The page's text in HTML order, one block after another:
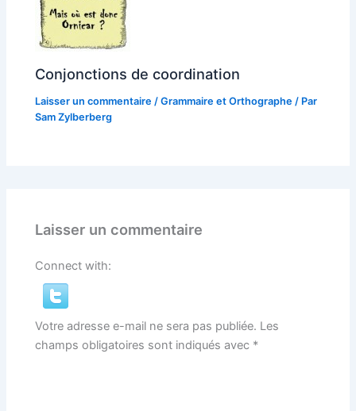
Conjonctions de coordination
Laisser un commentaire /Grammaire et Orthographe / Par
Sam Zylberberg
Laisser un commentaire
Connect with:
Votre adresse e-mail ne sera pas publiée. Les
champs obligatoires sont indiqués avec *